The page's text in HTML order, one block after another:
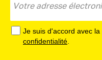
Je suis d'accord avec la
confidentialité